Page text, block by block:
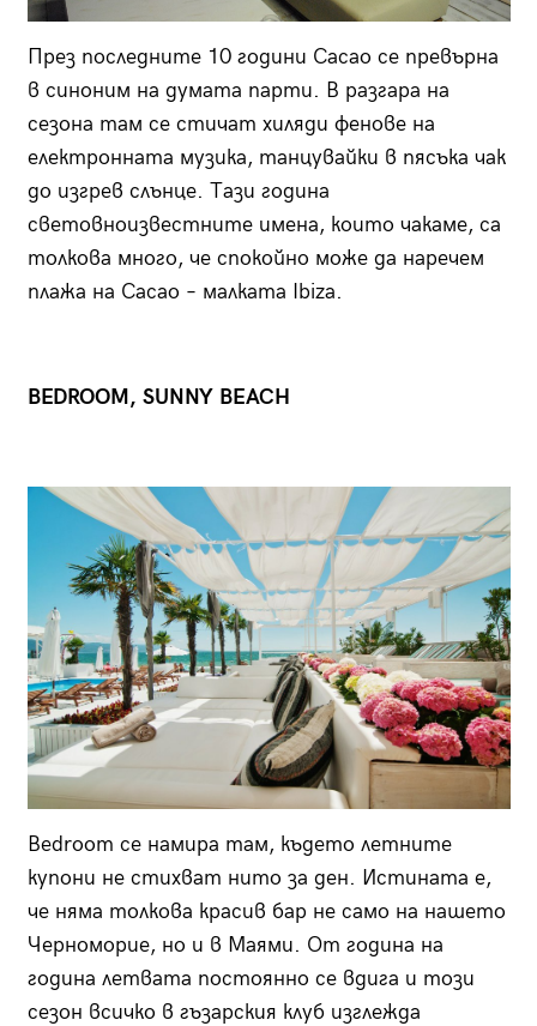
През последните 10 години Cacao се превърна
в синоним на думата парти. В разгара на
сезона там се стичат хиляди фенове на
електронната музика, танцувайки в пясъка чак
до изгрев слънце. Тази година
световноизвестните имена, които чакаме, са
толкова много, че спокойно може да наречем
плажа на Cacao – малката Ibiza.
BEDROOM, SUNNY BEACH
Bedroom се намира там, където летните
купони не стихват нито за ден. Истината е,
че няма толкова красив бар не само на нашето
Черноморие, но и в Маями. От година на
година летвата постоянно се вдига и този
сезон всичко в гъзарския клуб изглежда